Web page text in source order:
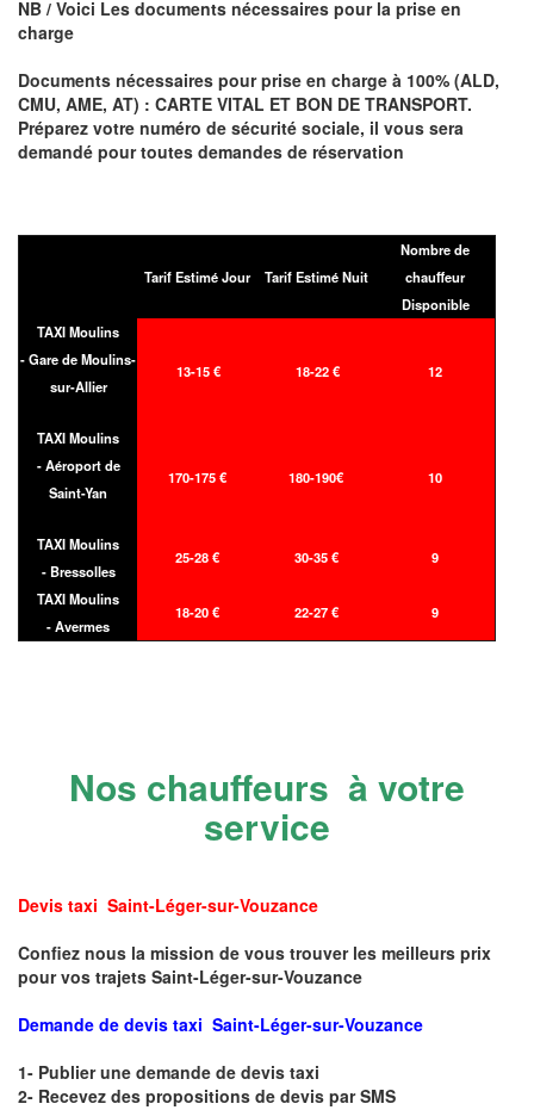
NB / Voici Les documents nécessaires pour la prise en
charge
Documents nécessaires pour prise en charge à 100% (ALD,
CMU, AME, AT) : CARTE VITAL ET BON DE TRANSPORT.
Préparez votre numéro de sécurité sociale, il vous sera
demandé pour toutes demandes de réservation
Tarif Estimé Jour Tarif Estimé Nuit
Nombre de
chauffeur
Disponible
TAXI Moulins
- Gare de Moulins-
sur-Allier
13-15 € 18-22 € 12
TAXI Moulins
- Aéroport de
Saint-Yan
170-175 € 180-190€ 10
TAXI Moulins
- Bressolles
25-28 € 30-35 € 9
TAXI Moulins
- Avermes
18-20 € 22-27 € 9
Nos chauffeurs à votre
service
Devis taxi Saint-Léger-sur-Vouzance
Confiez nous la mission de vous trouver les meilleurs prix
pour vos trajets Saint-Léger-sur-Vouzance
Demande de devis taxi Saint-Léger-sur-Vouzance
1- Publier une demande de devis taxi
2- Recevez des propositions de devis par SMS